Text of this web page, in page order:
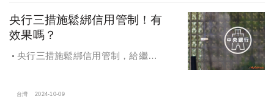
央行三措施鬆綁信用管制！有
效果嗎？
央行三措施鬆綁信用管制，給繼
台灣 2024-10-09